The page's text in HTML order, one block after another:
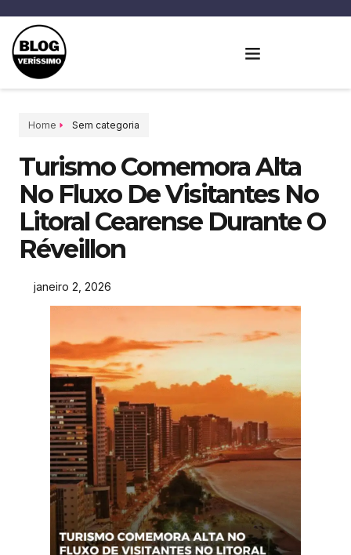
Home Sem categoria
Turismo Comemora Alta
No Fluxo De Visitantes No
Litoral Cearense Durante O
Réveillon
janeiro 2, 2026